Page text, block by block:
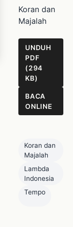
Koran dan
Majalah
UNDUH
PDF
(294
KB)
BACA
ONLINE
Koran dan
Majalah
Lambda
Indonesia
Tempo